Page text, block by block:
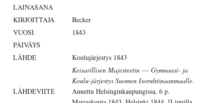
LAINASANA
KIRJOITTAJA
Becker
VUOSI
1843
PÄIVÄYS
LÄHDE
Koulujärjestys 1843
LÄHDEVIITE
Keisarillisen Majesteetin --- Gymnaasi- ja
Koulu-järjestys Suomen Isoruhtinaanmaalle.
Annettu Helsinginkaupungissa, 6 p.